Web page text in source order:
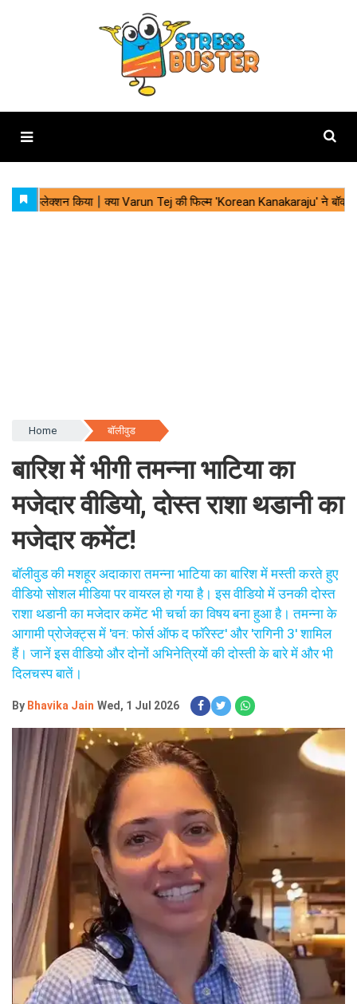
Home बॉलीवुड
बारिश में भीगी तमन्ना भाटिया का
मजेदार वीडियो, दोस्त राशा थडानी का
मजेदार कमेंट!
बॉलीवुड की मशहूर अदाकारा तमन्ना भाटिया का बारिश में मस्ती करते हुए
वीडियो सोशल मीडिया पर वायरल हो गया है। इस वीडियो में उनकी दोस्त
राशा थडानी का मजेदार कमेंट भी चर्चा का विषय बना हुआ है। तमन्ना के
आगामी प्रोजेक्ट्स में 'वन: फोर्स ऑफ द फॉरेस्ट' और 'रागिनी 3' शामिल
हैं। जानें इस वीडियो और दोनों अभिनेत्रियों की दोस्ती के बारे में और भी
दिलचस्प बातें।
By Bhavika Jain Wed, 1 Jul 2026